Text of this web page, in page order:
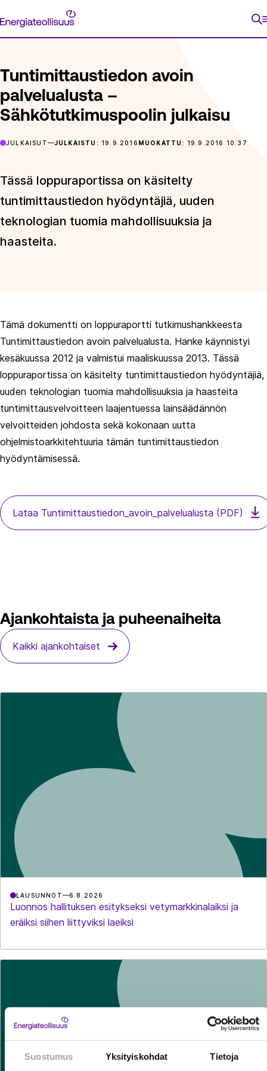
Suostumus Yksityiskohdat Tietoja
suoraan
Energiateollisuus
ETUSIVU
Tuntimittaustiedon avoin
palvelualusta –
Sähkötutkimuspoolin julkaisu
JULKAISUT JULKAISTU: 19.9.2016 MUOKATTU: 19.9.2016 10:37
Tässä loppuraportissa on käsitelty
tuntimittaustiedon hyödyntäjiä, uuden
teknologian tuomia mahdollisuuksia ja
haasteita.
Tämä dokumentti on loppuraportti tutkimushankkeesta
Tuntimittaustiedon avoin palvelualusta. Hanke käynnistyi
kesäkuussa 2012 ja valmistui maaliskuussa 2013. Tässä
loppuraportissa on käsitelty tuntimittaustiedon hyödyntäjiä,
uuden teknologian tuomia mahdollisuuksia ja haasteita
tuntimittausvelvoitteen laajentuessa lainsäädännön
velvoitteiden johdosta sekä kokonaan uutta
ohjelmistoarkkitehtuuria tämän tuntimittaustiedon
hyödyntämisessä.
Lataa Tuntimittaustiedon_avoin_palvelualusta (PDF)
Ajankohtaista ja puheenaiheita
Kaikki ajankohtaiset
LAUSUNNOT 6.8.2026
Luonnos hallituksen esitykseksi vetymarkkinalaiksi ja
eräiksi siihen liittyviksi laeiksi